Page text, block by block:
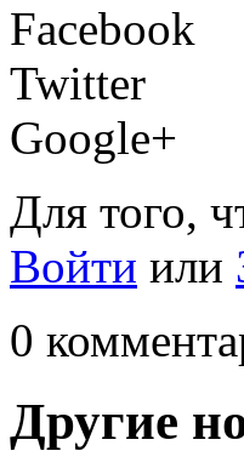
Facebook
Twitter
Google+
Для того,
Войти или
0
Другие